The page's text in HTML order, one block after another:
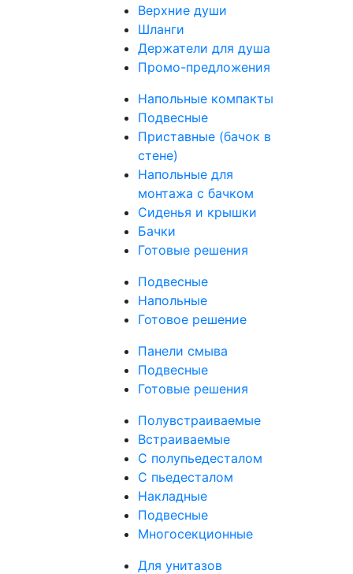
Верхние души
Шланги
Держатели для душа
Промо-предложения
Напольные компакты
Подвесные
Приставные (бачок в
стене)
Напольные для
монтажа с бачком
Сиденья и крышки
Бачки
Готовые решения
Подвесные
Напольные
Готовое решение
Панели смыва
Подвесные
Готовые решения
Полувстраиваемые
Встраиваемые
С полупьедесталом
С пьедесталом
Накладные
Подвесные
Многосекционные
Для унитазов